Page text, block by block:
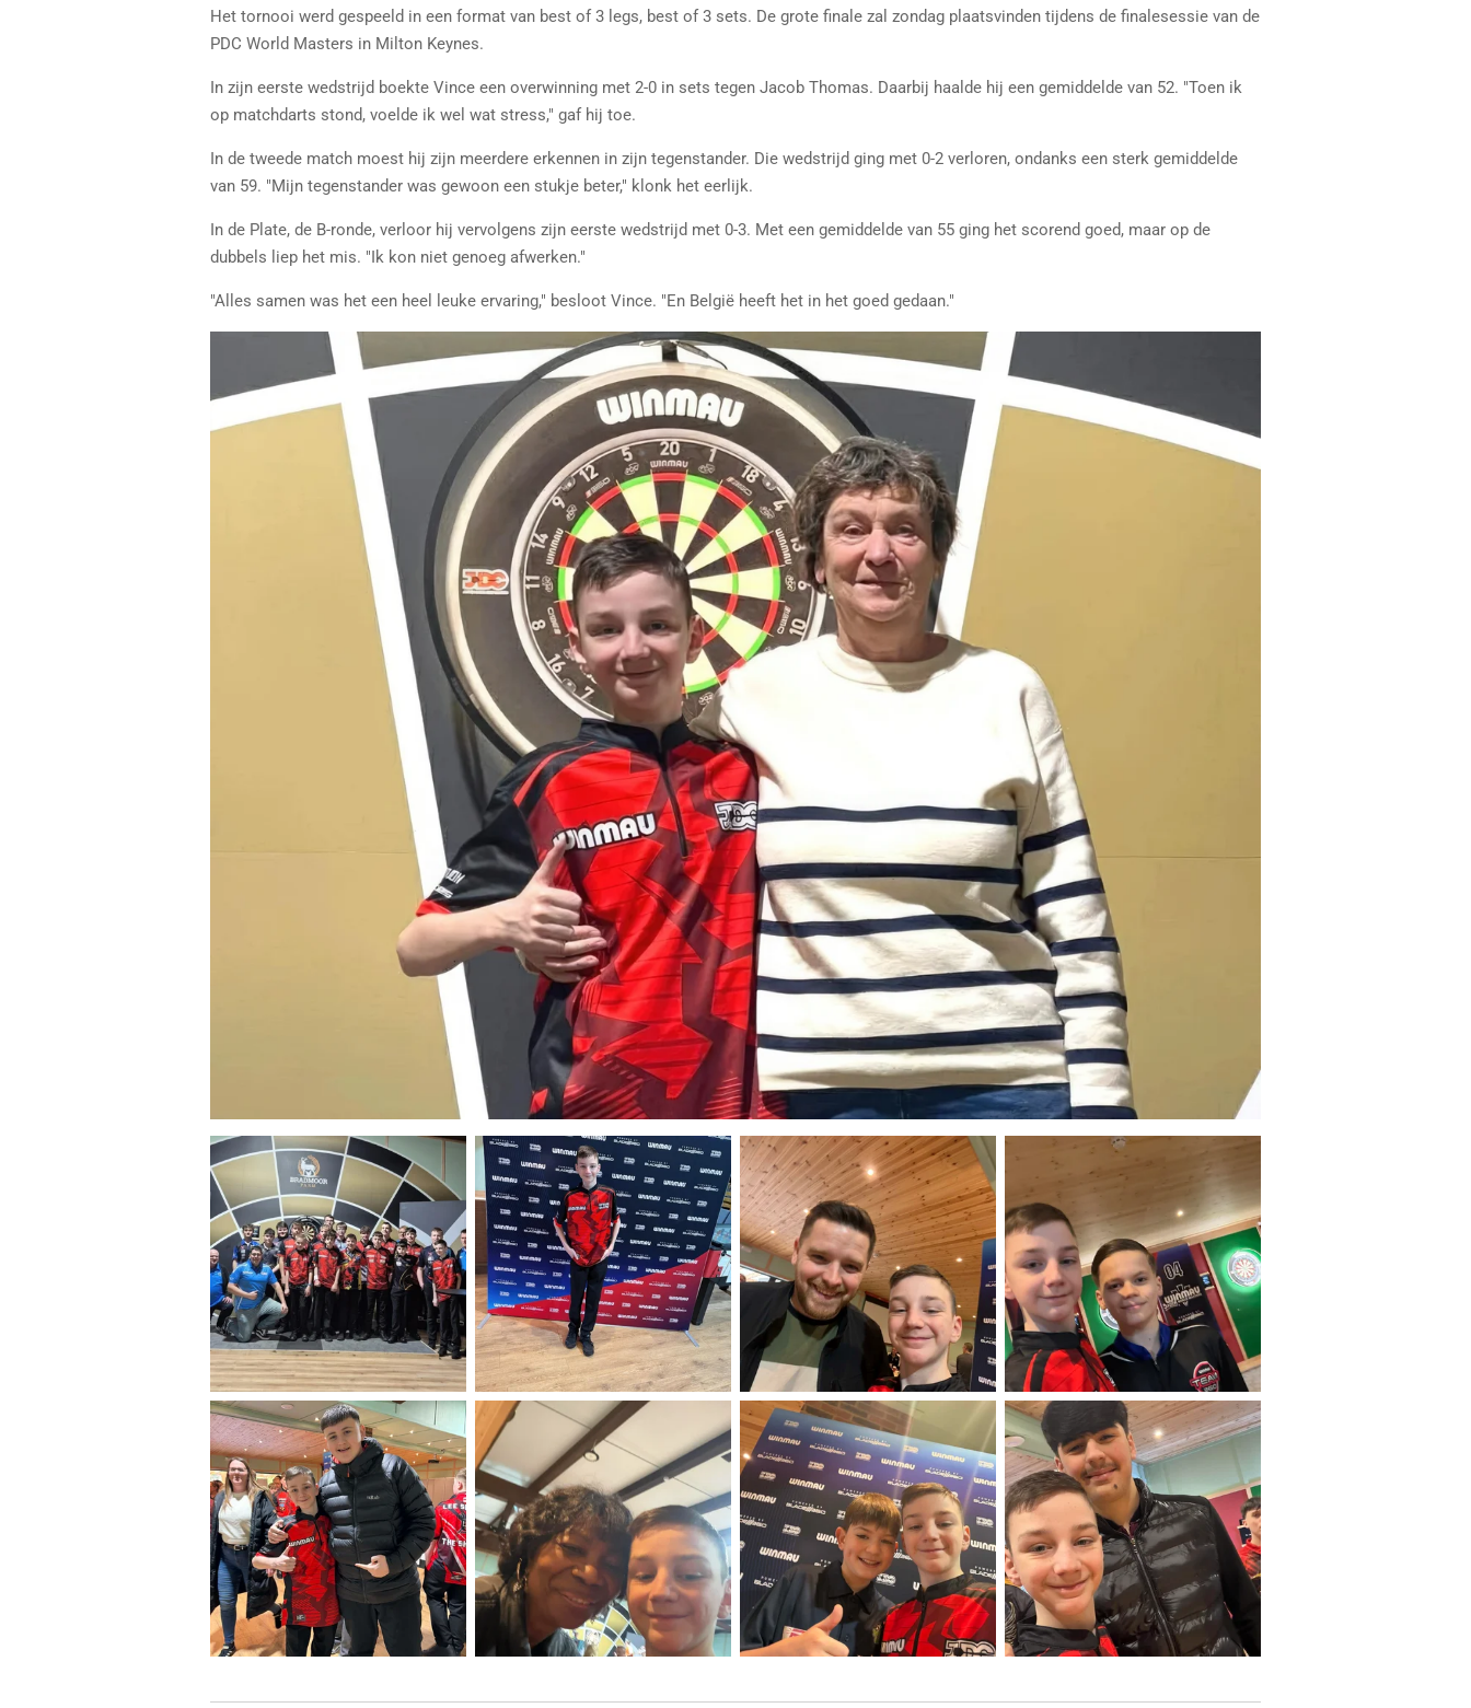
Het tornooi werd gespeeld in een format van best of 3 legs, best of 3 sets. De grote finale zal zondag plaatsvinden tijdens de finalesessie van de
PDC World Masters in Milton Keynes.
In zijn eerste wedstrijd boekte Vince een overwinning met 2-0 in sets tegen Jacob Thomas. Daarbij haalde hij een gemiddelde van 52. "Toen ik
op matchdarts stond, voelde ik wel wat stress," gaf hij toe.
In de tweede match moest hij zijn meerdere erkennen in zijn tegenstander. Die wedstrijd ging met 0-2 verloren, ondanks een sterk gemiddelde
van 59. "Mijn tegenstander was gewoon een stukje beter," klonk het eerlijk.
In de Plate, de B-ronde, verloor hij vervolgens zijn eerste wedstrijd met 0-3. Met een gemiddelde van 55 ging het scorend goed, maar op de
dubbels liep het mis. "Ik kon niet genoeg afwerken."
"Alles samen was het een heel leuke ervaring," besloot Vince. "En België heeft het in het goed gedaan."